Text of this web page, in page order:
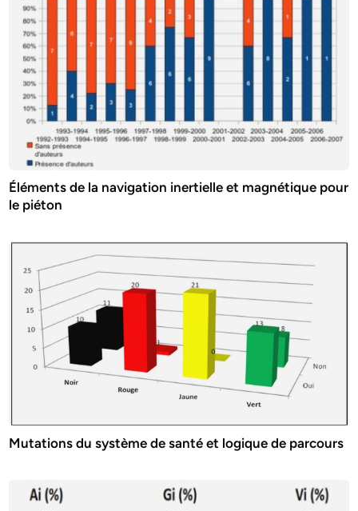
Éléments de la navigation inertielle et magnétique pour
le piéton
Mutations du système de santé et logique de parcours